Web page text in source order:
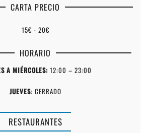
CARTA PRECIO
15€ - 20€
HORARIO
A MIÉRCOLES: 12:00 – 23:00
JUEVES: CERRADO
RESTAURANTES